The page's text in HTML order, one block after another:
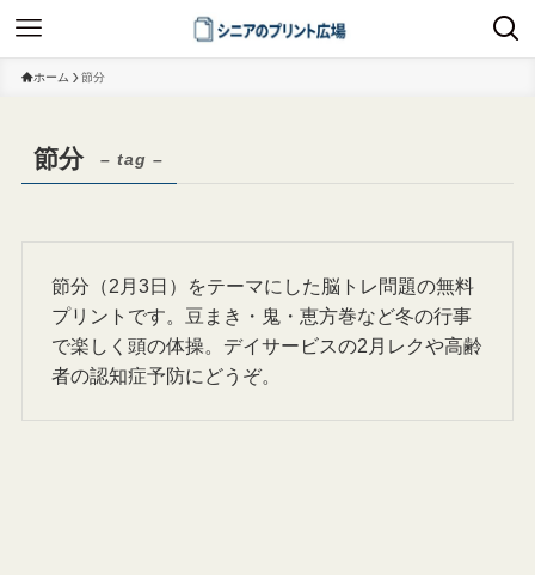
ホーム 節分
節分 – tag –
節分（2月3日）をテーマにした脳トレ問題の無料
プリントです。豆まき・鬼・恵方巻など冬の行事
で楽しく頭の体操。デイサービスの2月レクや高齢
者の認知症予防にどうぞ。